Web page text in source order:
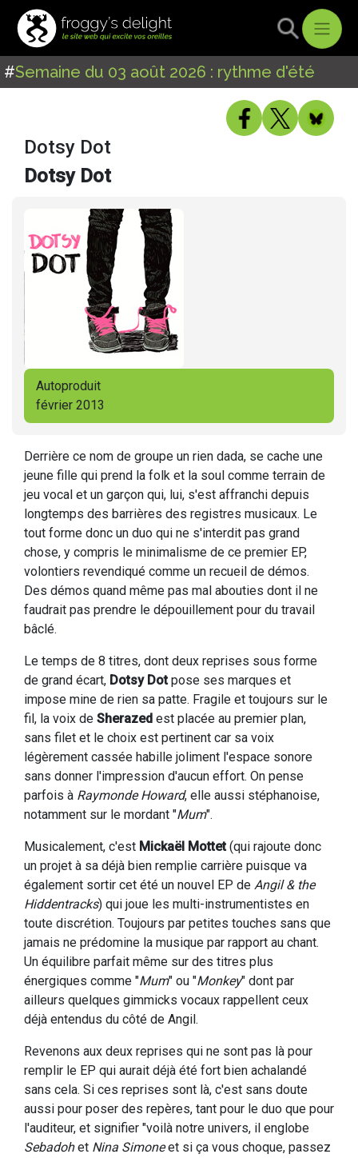
#Semaine du 03 août 2026 : rythme d'été
Dotsy Dot
Dotsy Dot
Autoproduit
février 2013
Derrière ce nom de groupe un rien dada, se cache une
jeune fille qui prend la folk et la soul comme terrain de
jeu vocal et un garçon qui, lui, s'est affranchi depuis
longtemps des barrières des registres musicaux. Le
tout forme donc un duo qui ne s'interdit pas grand
chose, y compris le minimalisme de ce premier EP,
volontiers revendiqué comme un recueil de démos.
Des démos quand même pas mal abouties dont il ne
faudrait pas prendre le dépouillement pour du travail
bâclé.
Le temps de 8 titres, dont deux reprises sous forme
de grand écart, Dotsy Dotpose ses marques et
impose mine de rien sa patte. Fragile et toujours sur le
fil, la voix de Sherazed est placée au premier plan,
sans filet et le choix est pertinent car sa voix
légèrement cassée habille joliment l'espace sonore
sans donner l'impression d'aucun effort. On pense
parfois à Raymonde Howard, elle aussi stéphanoise,
notamment sur le mordant "Mum".
Musicalement, c'est Mickaël Mottet(qui rajoute donc
un projet à sa déjà bien remplie carrière puisque va
également sortir cet été un nouvel EP de Angil & the
Hiddentracks) qui joue les multi-instrumentistes en
toute discrétion. Toujours par petites touches sans que
jamais ne prédomine la musique par rapport au chant.
Un équilibre parfait même sur des titres plus
énergiques comme "Mum" ou "Monkey" dont par
ailleurs quelques gimmicks vocaux rappellent ceux
déjà entendus du côté de Angil.
Revenons aux deux reprises qui ne sont pas là pour
remplir le EP qui aurait déjà été fort bien achalandé
sans cela. Si ces reprises sont là, c'est sans doute
aussi pour poser des repères, tant pour le duo que pour
l'auditeur, et signifier "voilà notre univers, il englobe
Sebadohet Nina Simoneet si ça vous choque, passez